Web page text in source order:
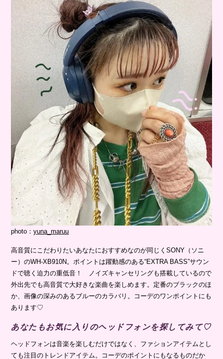
photo：yuna_maruu
高音質にこだわりたいあなたにおすすめなのが同じくSONY（ソニ
ー）のWH-XB910N。ポイントは躍動感のある“EXTRA BASS”サウン
ドで聴く迫力の重低音！ ノイズキャンセリングも搭載しているので
外出先でも高音質で大好きな楽曲を楽しめます。定番のブラックのほ
か、画像の深みのあるブルーのカラバリ。コーデのワンポイントにも
あります♡
あなたもお気に入りのヘッドフォンを探してみて♡
ヘッドフォンは音楽を楽しむだけではなく、ファションアイテムとし
ても注目のトレンドアイテム。コーデのポイントにもなるものだか